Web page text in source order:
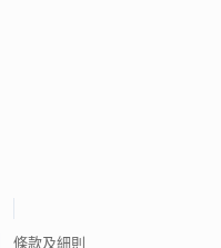
條款及細則